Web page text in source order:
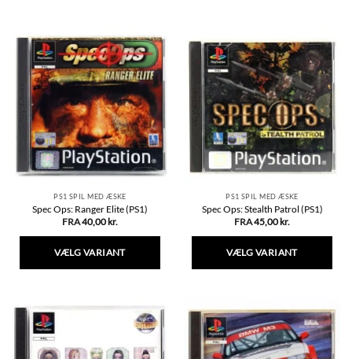
har
flere
varianter.
Mulighederne
kan
vælges
på
varesiden
flere
varianter.
Mulighederne
kan
vælges
på
varesiden
PS1 SPIL MED ÆSKE
Spec Ops: Ranger Elite (PS1)
FRA40,00 kr.
VÆLG VARIANT
har
Mulighederne
PS1 SPIL MED ÆSKE
Spec Ops: Stealth Patrol (PS1)
FRA45,00 kr.
VÆLG VARIANT
har
flere
varianter.
Mulighederne